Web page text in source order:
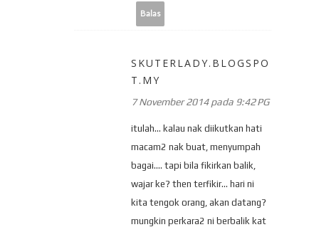
Balas
SKUTERLADY.BLOGSPO
T.MY
7 November 2014 pada 9:42 PG
itulah... kalau nak diikutkan hati
macam2 nak buat, menyumpah
bagai.... tapi bila fikirkan balik,
wajar ke? then terfikir... hari ni
kita tengok orang, akan datang?
mungkin perkara2 ni berbalik kat